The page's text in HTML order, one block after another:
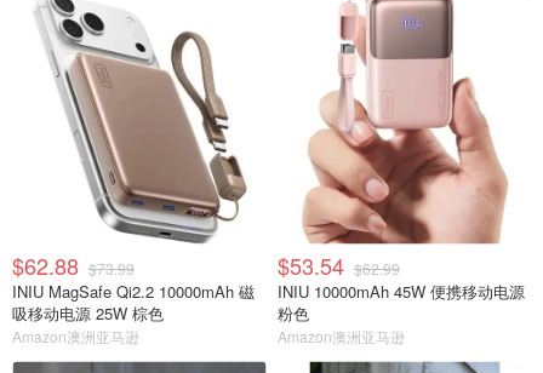
$62.88 $73.99
INIU MagSafe Qi2.2 10000mAh 磁
吸移动电源 25W 棕色
Amazon澳洲亚马逊
$53.54 $62.99
INIU 10000mAh 45W 便携移动电源
粉色
Amazon澳洲亚马逊